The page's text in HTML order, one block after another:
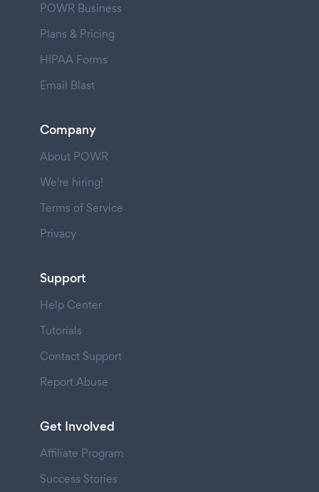
POWR Business
Plans & Pricing
HIPAA Forms
Email Blast
Company
About POWR
We're hiring!
Terms of Service
Privacy
Support
Help Center
Tutorials
Contact Support
Report Abuse
Get Involved
Affiliate Program
Success Stories